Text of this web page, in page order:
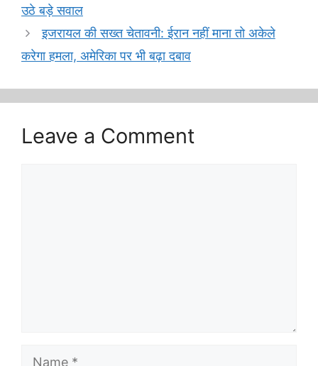
उठे बड़े सवाल
इजरायल की सख्त चेतावनी: ईरान नहीं माना तो अकेले
करेगा हमला, अमेरिका पर भी बढ़ा दबाव
Leave a Comment
Name